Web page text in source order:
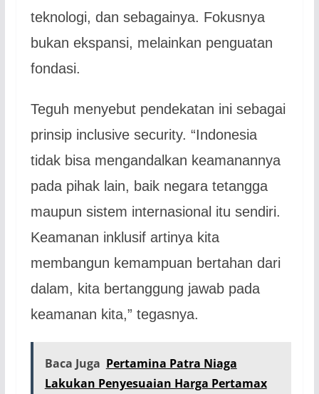
teknologi, dan sebagainya. Fokusnya
bukan ekspansi, melainkan penguatan
fondasi.
Teguh menyebut pendekatan ini sebagai
prinsip inclusive security. “Indonesia
tidak bisa mengandalkan keamanannya
pada pihak lain, baik negara tetangga
maupun sistem internasional itu sendiri.
Keamanan inklusif artinya kita
membangun kemampuan bertahan dari
dalam, kita bertanggung jawab pada
keamanan kita,” tegasnya.
Baca Juga Pertamina Patra Niaga
Lakukan Penyesuaian Harga Pertamax